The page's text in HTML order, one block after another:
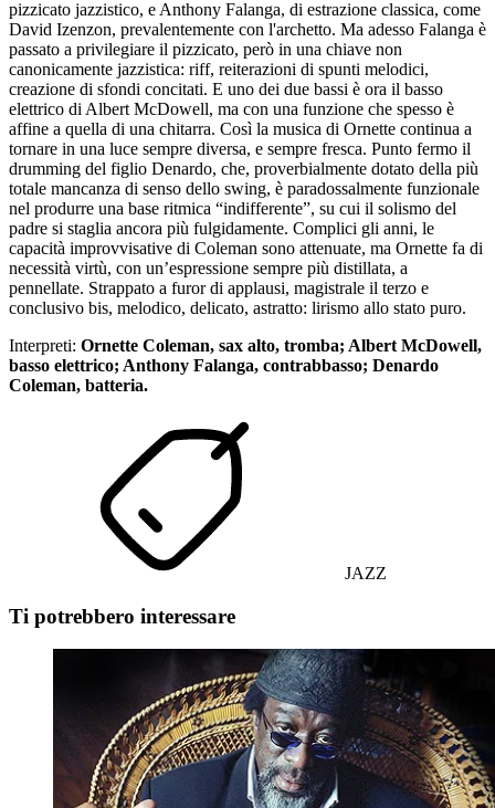
pizzicato jazzistico, e Anthony Falanga, di estrazione classica, come
David Izenzon, prevalentemente con l'archetto. Ma adesso Falanga è
passato a privilegiare il pizzicato, però in una chiave non
canonicamente jazzistica: riff, reiterazioni di spunti melodici,
creazione di sfondi concitati. E uno dei due bassi è ora il basso
elettrico di Albert McDowell, ma con una funzione che spesso è
affine a quella di una chitarra. Così la musica di Ornette continua a
tornare in una luce sempre diversa, e sempre fresca. Punto fermo il
drumming del figlio Denardo, che, proverbialmente dotato della più
totale mancanza di senso dello swing, è paradossalmente funzionale
nel produrre una base ritmica “indifferente”, su cui il solismo del
padre si staglia ancora più fulgidamente. Complici gli anni, le
capacità improvvisative di Coleman sono attenuate, ma Ornette fa di
necessità virtù, con un’espressione sempre più distillata, a
pennellate. Strappato a furor di applausi, magistrale il terzo e
conclusivo bis, melodico, delicato, astratto: lirismo allo stato puro.
Interpreti: Ornette Coleman, sax alto, tromba; Albert McDowell,
basso elettrico; Anthony Falanga, contrabbasso; Denardo
Coleman, batteria.
JAZZ
Ti potrebbero interessare